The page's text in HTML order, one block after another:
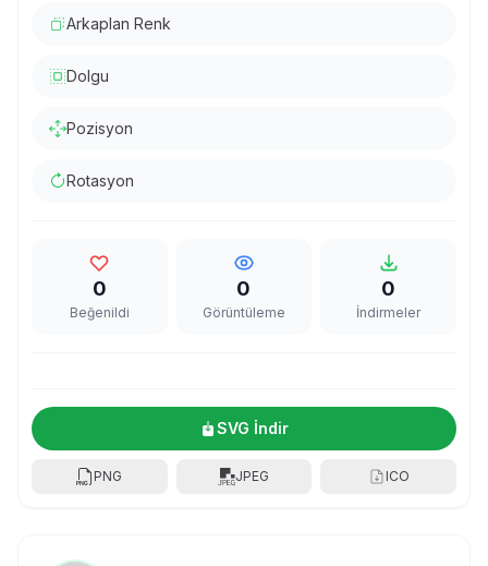
Arkaplan Renk
Dolgu
Pozisyon
Rotasyon
0
Beğenildi
0
Görüntüleme
0
İndirmeler
SVG İndir
PNG JPEG ICO